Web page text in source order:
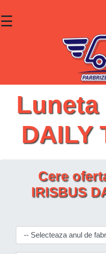
☰
Luneta
DAILY
Cere
IRISBUS